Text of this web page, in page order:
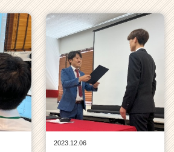
2023.12.06